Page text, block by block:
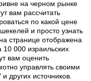
на черном рынке
вам рассчитать
по какой цене
и просто узнать
странице отображена
000 израильских
вам оценить
управлять своими
других источников.